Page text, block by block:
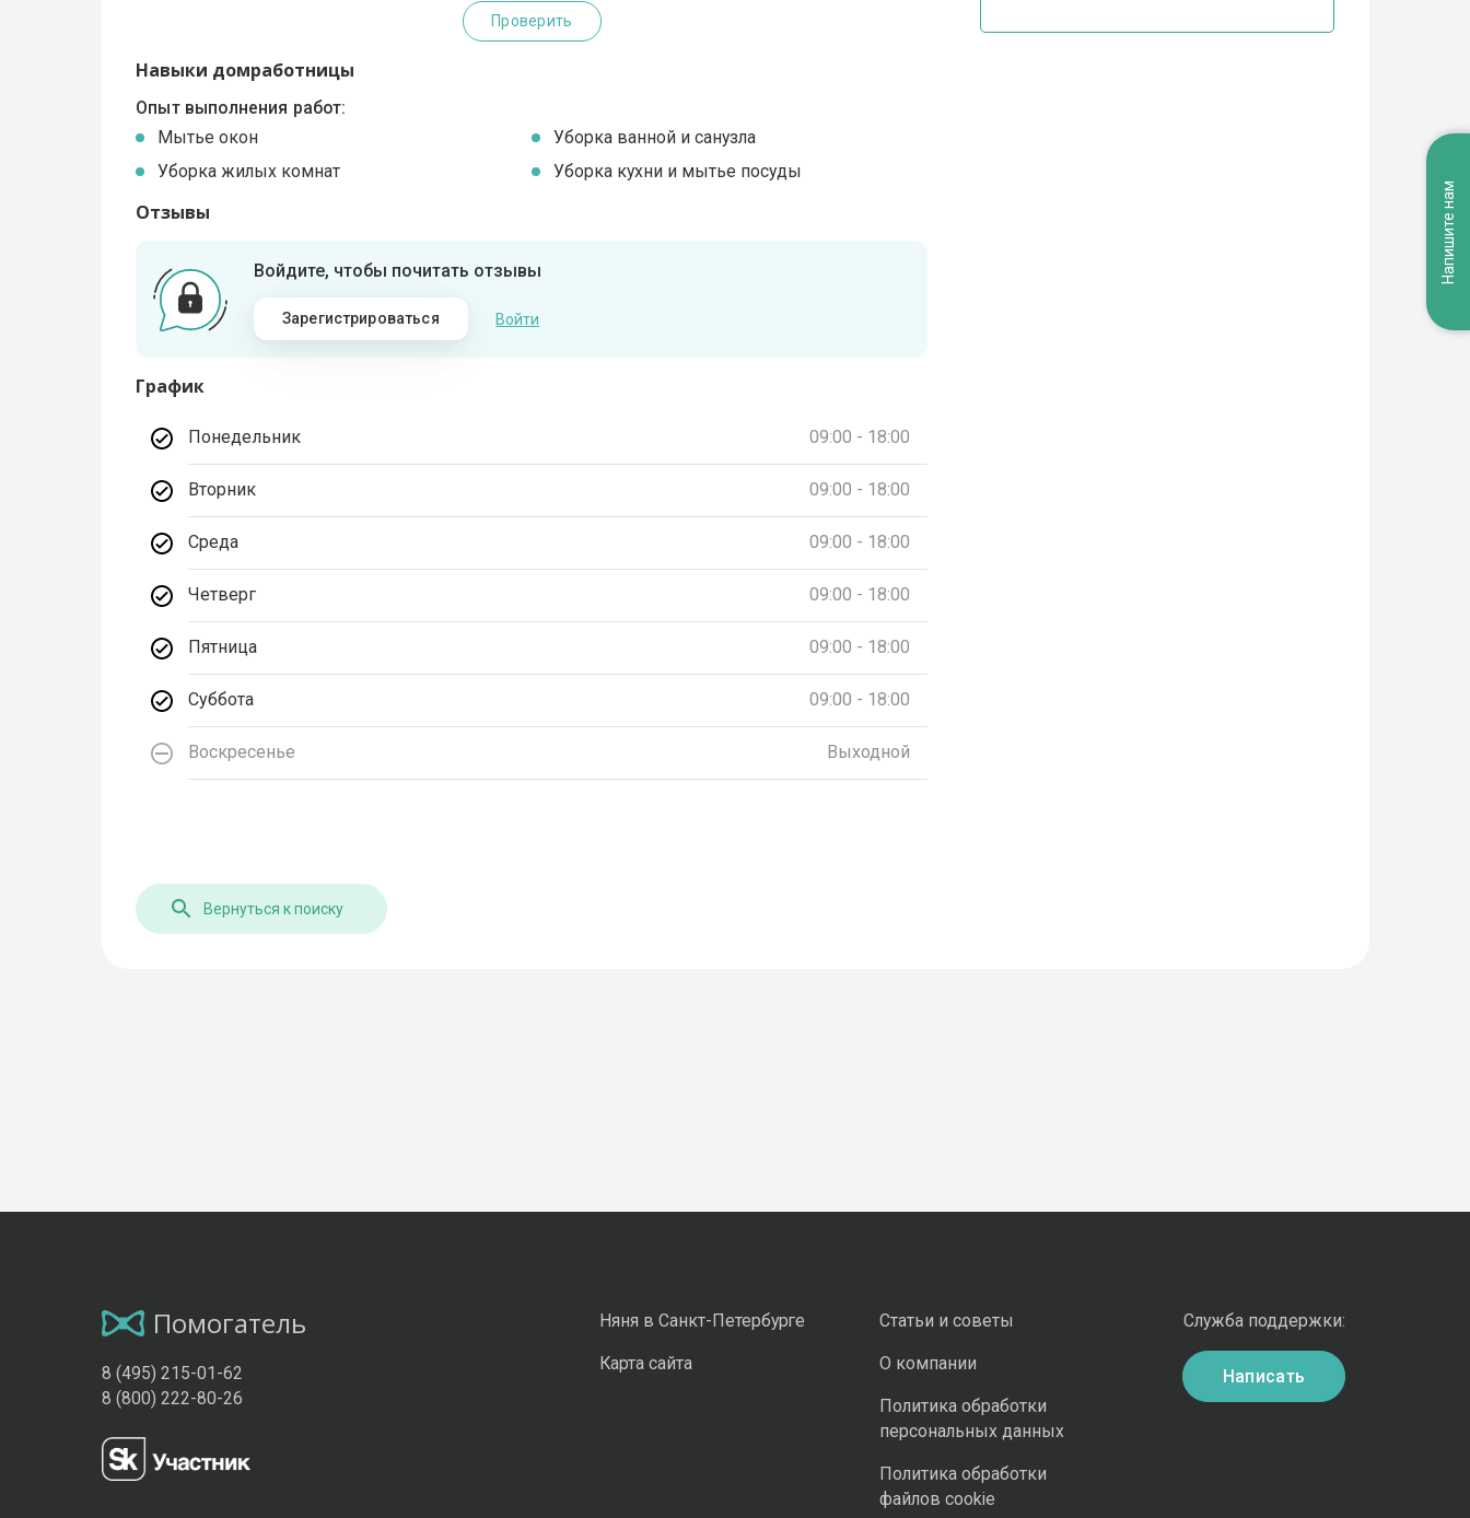
Проверить
Навыки домработницы
Опыт выполнения работ:
Мытье окон
Уборка ванной и санузла
Уборка жилых комнат
Уборка кухни и мытье посуды
Отзывы
Войдите, чтобы почитать отзывы
Зарегистрироваться Войти
График
Понедельник 09:00 - 18:00
Вторник 09:00 - 18:00
Среда 09:00 - 18:00
Четверг 09:00 - 18:00
Пятница 09:00 - 18:00
Суббота 09:00 - 18:00
Воскресенье Выходной
Вернуться к поиску
Помогатель
8 (495) 215-01-62
8 (800) 222-80-26
Няня в Санкт-Петербурге
Карта сайта
Статьи и советы
О компании
Политика обработки
персональных данных
Политика обработки
файлов cookie
Служба поддержки:
Написать
Напишите нам